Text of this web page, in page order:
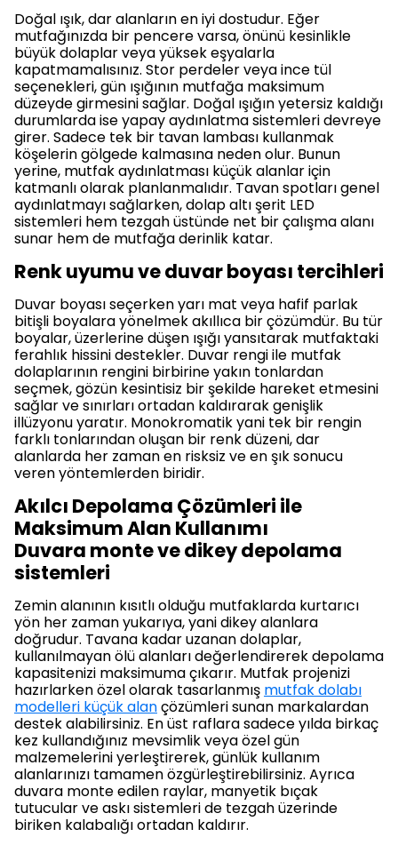
Doğal ışık, dar alanların en iyi dostudur. Eğer
mutfağınızda bir pencere varsa, önünü kesinlikle
büyük dolaplar veya yüksek eşyalarla
kapatmamalısınız. Stor perdeler veya ince tül
seçenekleri, gün ışığının mutfağa maksimum
düzeyde girmesini sağlar. Doğal ışığın yetersiz kaldığı
durumlarda ise yapay aydınlatma sistemleri devreye
girer. Sadece tek bir tavan lambası kullanmak
köşelerin gölgede kalmasına neden olur. Bunun
yerine, mutfak aydınlatması küçük alanlar için
katmanlı olarak planlanmalıdır. Tavan spotları genel
aydınlatmayı sağlarken, dolap altı şerit LED
sistemleri hem tezgah üstünde net bir çalışma alanı
sunar hem de mutfağa derinlik katar.
Renk uyumu ve duvar boyası tercihleri
Duvar boyası seçerken yarı mat veya hafif parlak
bitişli boyalara yönelmek akıllıca bir çözümdür. Bu tür
boyalar, üzerlerine düşen ışığı yansıtarak mutfaktaki
ferahlık hissini destekler. Duvar rengi ile mutfak
dolaplarının rengini birbirine yakın tonlardan
seçmek, gözün kesintisiz bir şekilde hareket etmesini
sağlar ve sınırları ortadan kaldırarak genişlik
illüzyonu yaratır. Monokromatik yani tek bir rengin
farklı tonlarından oluşan bir renk düzeni, dar
alanlarda her zaman en risksiz ve en şık sonucu
veren yöntemlerden biridir.
Akılcı Depolama Çözümleri ile
Maksimum Alan Kullanımı
Duvara monte ve dikey depolama
sistemleri
Zemin alanının kısıtlı olduğu mutfaklarda kurtarıcı
yön her zaman yukarıya, yani dikey alanlara
doğrudur. Tavana kadar uzanan dolaplar,
kullanılmayan ölü alanları değerlendirerek depolama
kapasitenizi maksimuma çıkarır. Mutfak projenizi
hazırlarken özel olarak tasarlanmış mutfak dolabı
modelleri küçük alançözümleri sunan markalardan
destek alabilirsiniz. En üst raflara sadece yılda birkaç
kez kullandığınız mevsimlik veya özel gün
malzemelerini yerleştirerek, günlük kullanım
alanlarınızı tamamen özgürleştirebilirsiniz. Ayrıca
duvara monte edilen raylar, manyetik bıçak
tutucular ve askı sistemleri de tezgah üzerinde
biriken kalabalığı ortadan kaldırır.